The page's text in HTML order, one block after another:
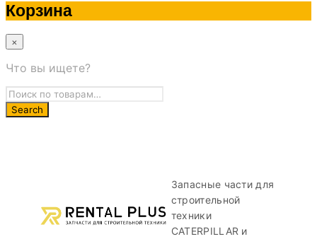
Корзина
×
Что вы ищете?
Запасные части для
строительной
техники
CATERPILLAR и